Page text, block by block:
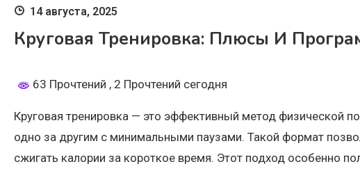
14 августа, 2025
Круговая Тренировка: Плюсы И
63 Прочтений , 2 Прочтений сегодня
Круговая тренировка — это эффективный метод физической
одно за другим с минимальными паузами. Такой формат
сжигать калории за короткое время. Этот подход особенно